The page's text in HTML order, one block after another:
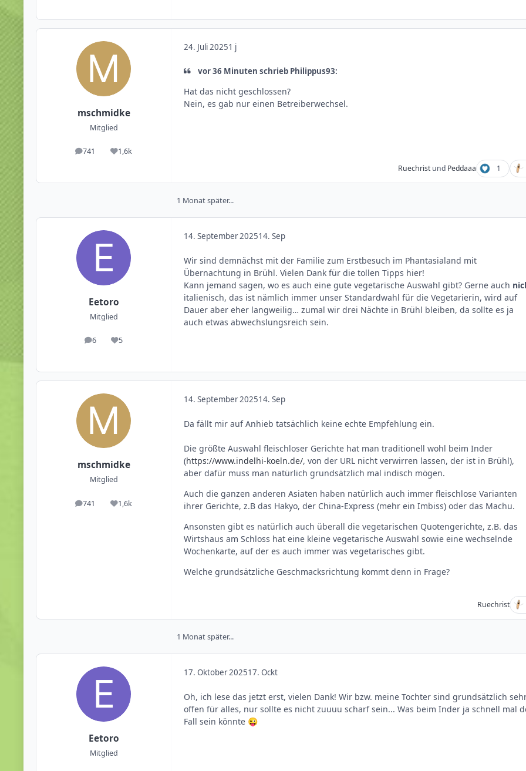
mschmidke
Mitglied
741
Beiträge 1,6k
Reputation
24. Juli 20251 j
vor 36 Minuten schrieb Philippus93:
Hat das nicht geschlossen?
Nein, es gab nur einen Betreiberwechsel.
Ruechrist und Peddaaa 1
1 Monat später...
Eetoro
Mitglied
6
Beiträge5
Reputation
14. September 202514. Sep
Wir sind demnächst mit der Familie zum Erstbesuch im Phantasialand mit
Übernachtung in Brühl. Vielen Dank für die tollen Tipps hier!
Kann jemand sagen, wo es auch eine gute vegetarische Auswahl gibt? Gerne auch
italienisch, das ist nämlich immer unser Standardwahl für die Vegetarierin, wird auf
Dauer aber eher langweilig… zumal wir drei Nächte in Brühl bleiben, da sollte es ja
auch etwas abwechslungsreich sein.
mschmidke
Mitglied
741
Beiträge 1,6k
Reputation
14. September 202514. Sep
Da fällt mir auf Anhieb tatsächlich keine echte Empfehlung ein.
Die größte Auswahl fleischloser Gerichte hat man traditionell wohl beim Inder
(https://www.indelhi-koeln.de/, von der URL nicht verwirren lassen, der ist in Brühl),
aber dafür muss man natürlich grundsätzlich mal indisch mögen.
Auch die ganzen anderen Asiaten haben natürlich auch immer fleischlose Varianten
ihrer Gerichte, z.B das Hakyo, der China-Express (mehr ein Imbiss) oder das Machu.
Ansonsten gibt es natürlich auch überall die vegetarischen Quotengerichte, z.B. das
Wirtshaus am Schloss hat eine kleine vegetarische Auswahl sowie eine wechselnde
Wochenkarte, auf der es auch immer was vegetarisches gibt.
Welche grundsätzliche Geschmacksrichtung kommt denn in Frage?
Ruechrist
1 Monat später...
Eetoro
Mitglied
17. Oktober 202517. Ockt
Oh, ich lese das jetzt erst, vielen Dank! Wir bzw. meine Tochter sind grundsätzlich
offen für alles, nur sollte es nicht zuuuu scharf sein... Was beim Inder ja schnell mal
Fall sein könnte 😜